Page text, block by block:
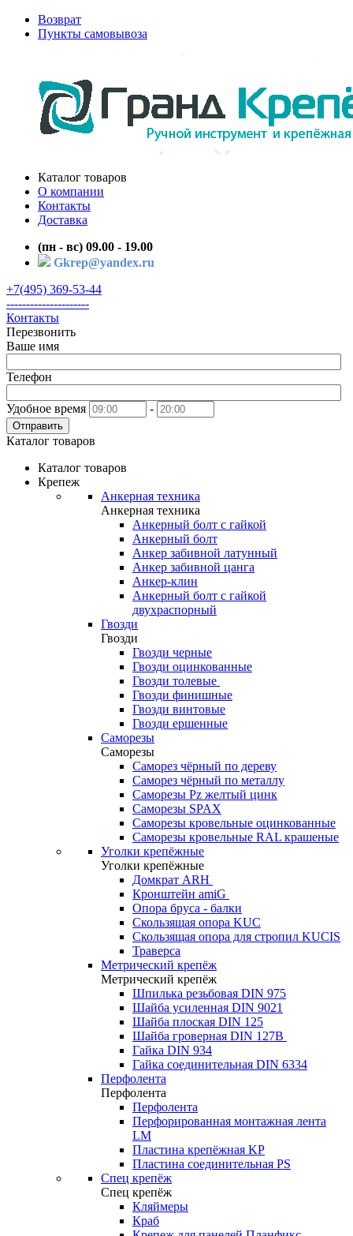
Возврат
Пункты самовывоза
Каталог товаров
О компании
Контакты
Доставка
(пн - вс) 09.00 - 19.00
Gkrep@yandex.ru
+7(495) 369-53-44
---------------------
Контакты
Перезвонить
Ваше имя
Телефон
Удобное время -
Отправить
Каталог товаров
Каталог товаров
Крепеж
Анкерная техника
Анкерная техника
Анкерный болт с гайкой
Анкерный болт
Анкер забивной латунный
Анкер забивной цанга
Анкер-клин
Анкерный болт с гайкой
двухраспорный
Гвозди
Гвозди
Гвозди черные
Гвозди оцинкованные
Гвозди толевые
Гвозди финишные
Гвозди винтовые
Гвозди ершенные
Саморезы
Саморезы
Саморез чёрный по дереву
Саморез чёрный по металлу
Саморезы Pz желтый цинк
Саморезы SPAX
Саморезы кровельные оцинкованные
Саморезы кровельные RAL крашеные
Уголки крепёжные
Уголки крепёжные
Домкрат ARH
Кронштейн amiG
Опора бруса - балки
Скользящая опора KUC
Скользящая опора для стропил KUCIS
Траверса
Метрический крепёж
Метрический крепёж
Шпилька резьбовая DIN 975
Шайба усиленная DIN 9021
Шайба плоская DIN 125
Шайба гроверная DIN 127B
Гайка DIN 934
Гайка соединительная DIN 6334
Перфолента
Перфолента
Перфолента
Перфорированная монтажная лента
LM
Пластина крепёжная KP
Пластина соединительная PS
Спец крепёж
Спец крепёж
Кляймеры
Краб